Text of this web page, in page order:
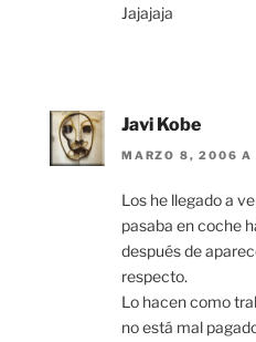
Jajajaja
Javi Kobe
MARZO 8, 2006 A
Los he llegado a
pasaba en coche
después de
respecto.
Lo hacen como
no está mal